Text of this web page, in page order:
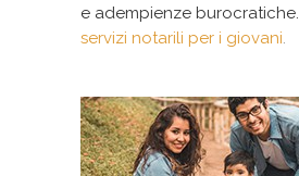
e adempienze burocratiche.
servizi notarili per i giovani.